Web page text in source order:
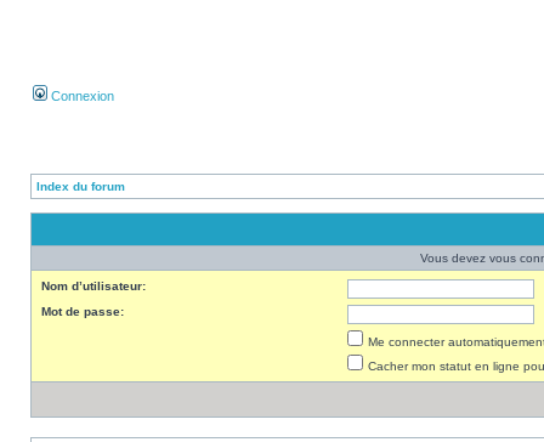
Connexion
Index du forum
Vous devez vous
Nom d’utilisateur:
Mot de passe:
Me connecter
Cacher mon statut en ligne